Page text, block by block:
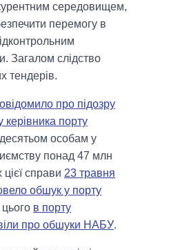
середовищем,
перемогу в
Загалом слідство
тендерів.
про підозру
порту
особам у
понад 47 млн
справи 23 травня
обшук у порту
в порту
про обшуки НАБУ.